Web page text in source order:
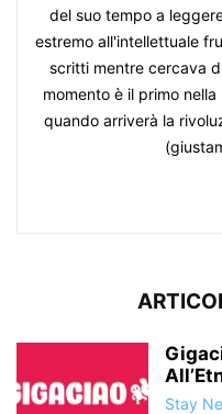
del suo tempo a
estremo all'intellettuale
scritti mentre cercava
momento è il primo
quando arriverà la
Stay